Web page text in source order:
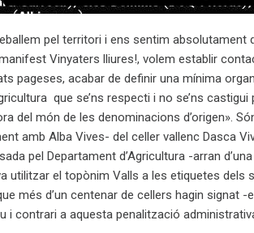
pel territori i ens sentim absolutament
Vinyaters lliures!, volem establir
pageses, acabar de definir una mínima
que se’ns respecti i no se’ns
del món de les denominacions d’origen».
amb Alba Vives- del celler vallenc Dasca
pel Departament d’Agricultura -arran
utilitzar el topònim Valls a les etiquetes dels
més d’un centenar de cellers hagin signat -
i contrari a aquesta penalització